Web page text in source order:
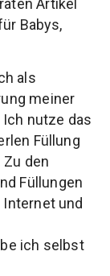
Artikel
Babys,
als
meiner
nutze das
Füllung
Zu den
Füllungen
und
ich selbst